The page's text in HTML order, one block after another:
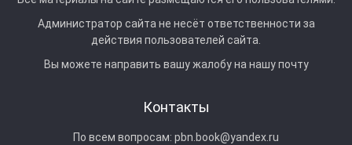
Администратор сайта не несёт ответственности за
действия пользователей сайта.
Вы можете направить вашу жалобу на нашу почту
Контакты
По всем вопросам: pbn.book@yandex.ru